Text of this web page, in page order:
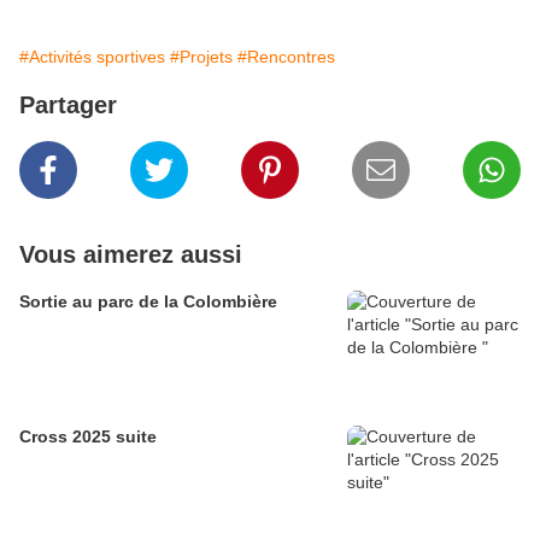
#Activités sportives #Projets #Rencontres
Partager
Vous aimerez aussi
Sortie au parc de la Colombière
Cross 2025 suite